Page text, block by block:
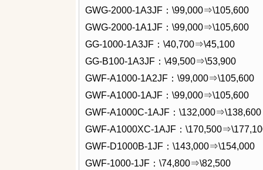
GWG-2000-1A3JF：\99,000⇒\105,600
GWG-2000-1A1JF：\99,000⇒\105,600
GG-1000-1A3JF：\40,700⇒\45,100
GG-B100-1A3JF：\49,500⇒\53,900
GWF-A1000-1A2JF：\99,000⇒\105,600
GWF-A1000-1AJF：\99,000⇒\105,600
GWF-A1000C-1AJF：\132,000⇒\138,600
GWF-A1000XC-1AJF：
GWF-D1000B-1JF：\143,000⇒\154,000
GWF-1000-1JF：\74,800⇒\82,500